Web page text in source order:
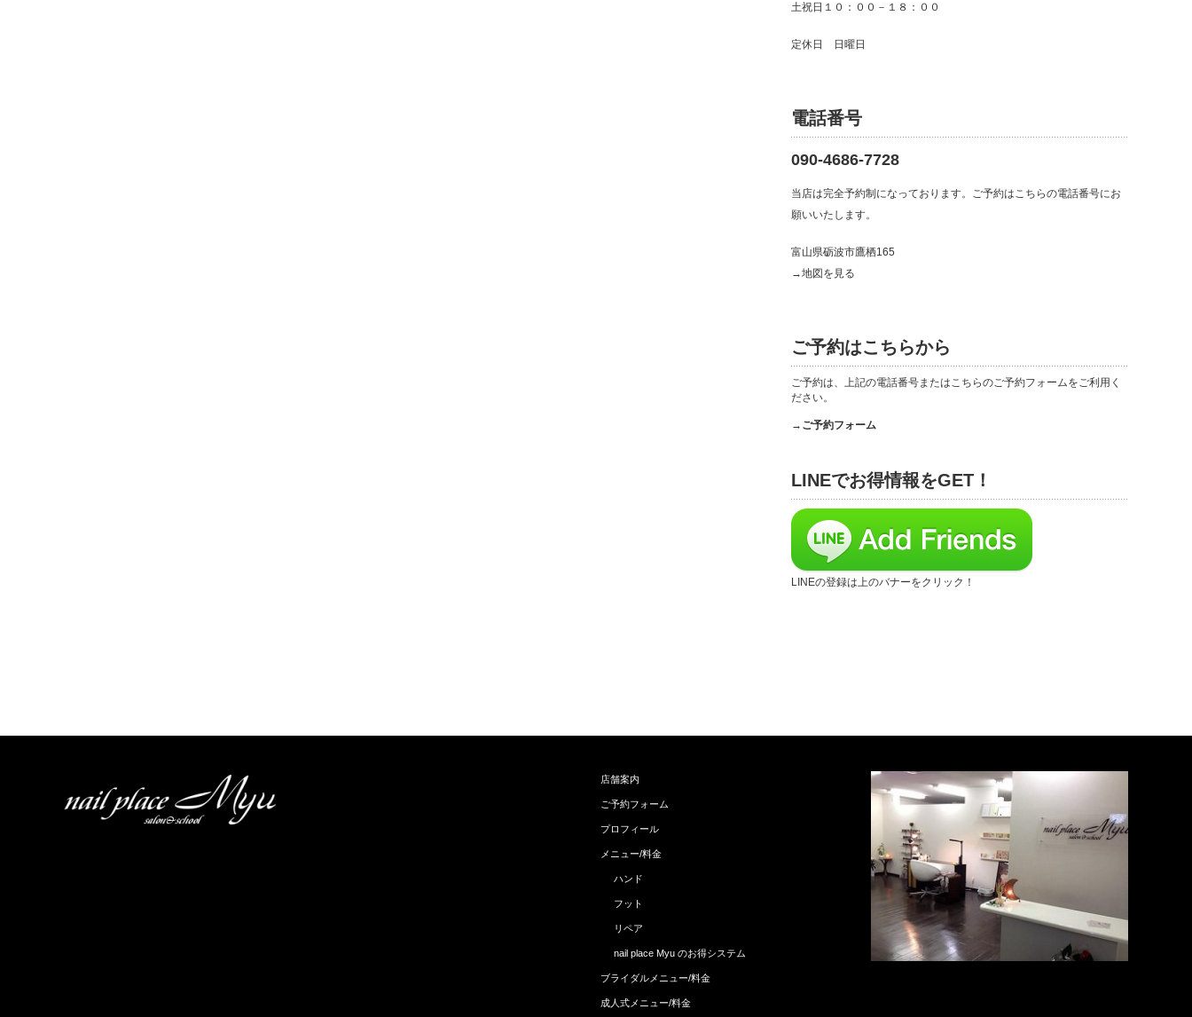
土祝日１０：００－１８：００
定休日 日曜日
電話番号
090-4686-7728
当店は完全予約制になっております。ご予約はこちらの電話番号にお
願いいたします。
富山県砺波市鷹栖165
→地図を見る
ご予約はこちらから
ご予約は、上記の電話番号またはこちらのご予約フォームをご利用く
ださい。
→ご予約フォーム
LINEでお得情報をGET！
LINEの登録は上のバナーをクリック！
店舗案内
ご予約フォーム
プロフィール
メニュー/料金
ハンド
フット
リペア
nail place Myu のお得システム
ブライダルメニュー/料金
成人式メニュー/料金